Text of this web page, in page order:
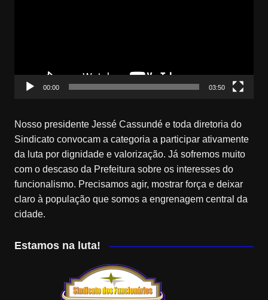
00:00 03:50
Nosso presidente Jessé Cassundé e toda diretoria do
Sindicato convocam a categoria a participar ativamente
da luta por dignidade e valorização. Já sofremos muito
com o descaso da Prefeitura sobre os interesses do
funcionalismo. Precisamos agir, mostrar força e deixar
claro à população que somos a engrenagem central da
cidade.
Estamos na luta!